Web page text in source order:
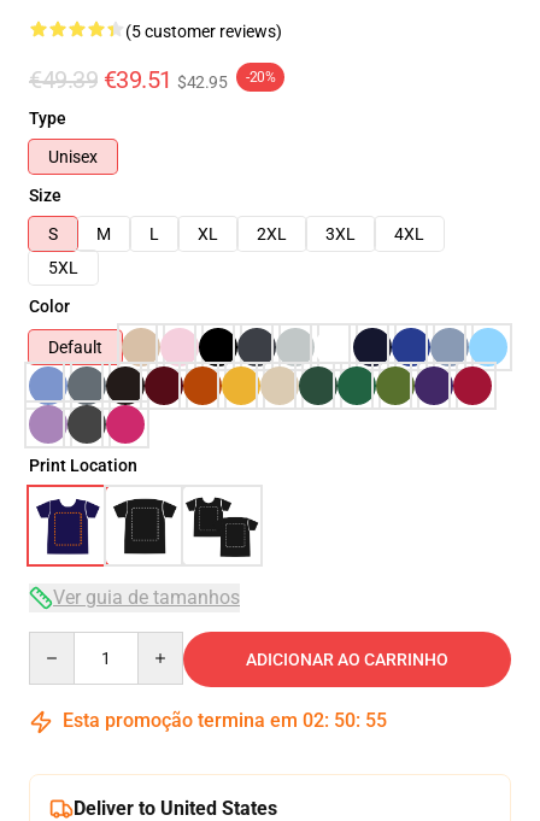
(5 customer reviews)
€49.39 €39.51 $42.95 -20%
Type
Unisex
Size
S
M L XL 2XL 3XL
4XL
5XL
Color
Default
Print Location
Ver guia de tamanhos
ADICIONAR AO CARRINHO
Esta promoção termina em 02: 50: 54
Deliver to United States